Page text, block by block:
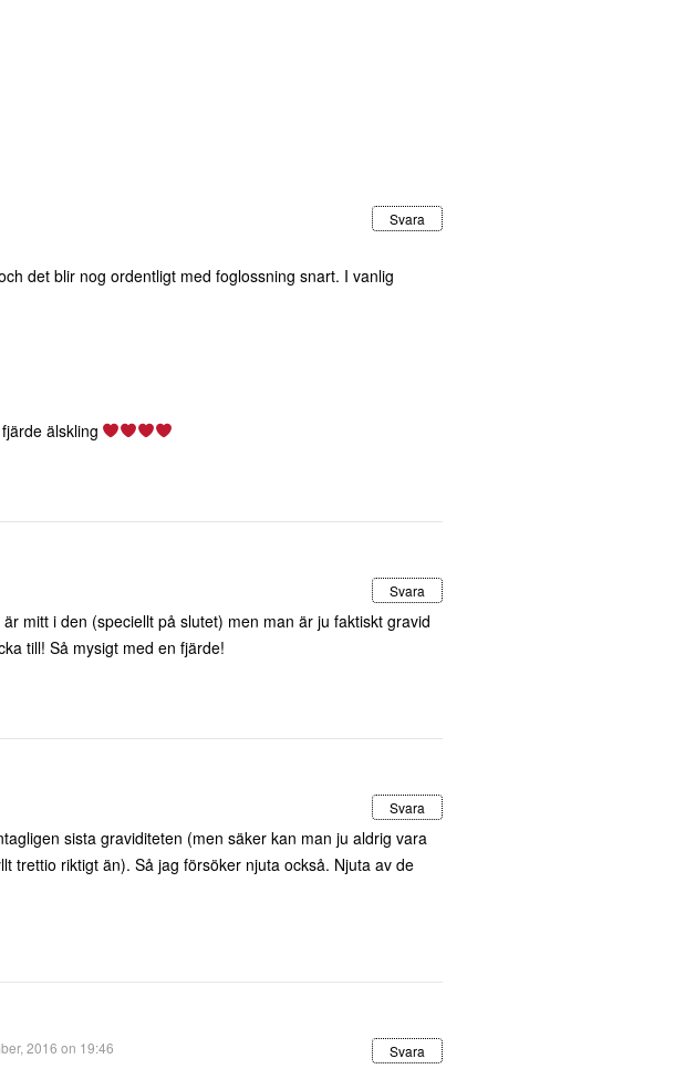
Svara
det blir nog ordentligt med foglossning snart. I vanlig
älskling
Svara
mitt i den (speciellt på slutet) men man är ju faktiskt gravid
till! Så mysigt med en fjärde!
Svara
sista graviditeten (men säker kan man ju aldrig vara
trettio riktigt än). Så jag försöker njuta också. Njuta av de
2016 on 19:46 Svara